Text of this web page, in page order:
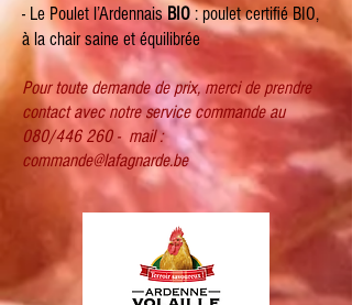
- Le Poulet l’ArdennaisBIO: poulet certifié BIO,
à la chair saine et équilibrée
Pour toute demande de prix, merci de prendre
contact avec notre service commande au
080/446 260 - mail :
commande@lafagnarde.be